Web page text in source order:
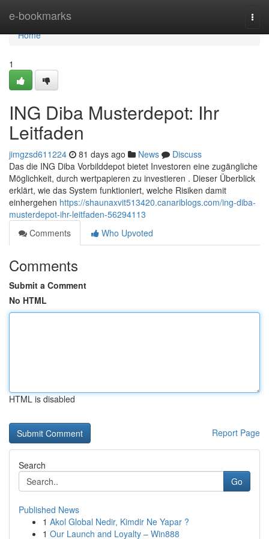
e-bookmarks
Home
Home
1
ING Diba Musterdepot: Ihr
Leitfaden
jimgzsd611224 81 days ago News
Discuss
Das die ING Diba Vorbilddepot bietet Investoren eine zugängliche
Möglichkeit, durch wertpapieren zu investieren . Dieser Überblick
erklärt, wie das System funktioniert, welche Risiken damit
einhergehen https://shaunaxvit513420.canariblogs.com/ing-diba-
musterdepot-ihr-leitfaden-56294113
Comments
Who Upvoted
Comments
Submit a Comment
No HTML
HTML is disabled
Report Page
Search
Go
Published News
1 Akol Global Nedir, Kimdir Ne Yapar ?
1 Our Launch and Loyalty – Win888